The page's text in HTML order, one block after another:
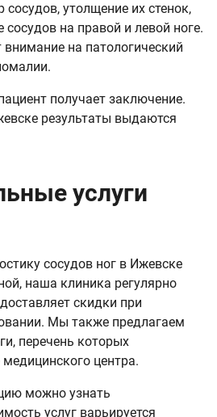
утолщение их стенок,
сосудов на правой и левой ноге.
на патологический
получает заключение.
результаты выдаются
услуги
сосудов ног в Ижевске
наша клиника регулярно
скидки при
Мы также предлагаем
перечень которых
центра.
можно узнать
услуг варьируется